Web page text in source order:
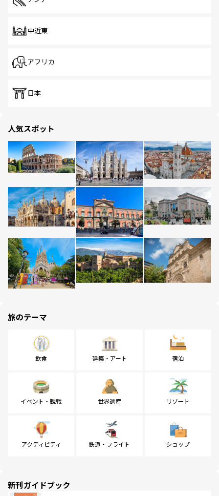
中近東
アフリカ
日本
人気スポット
旅のテーマ
飲食 建築・アート 宿泊
イベント・観戦 世界遺産 リゾート
アクティビティ 鉄道・フライト ショップ
新刊ガイドブック